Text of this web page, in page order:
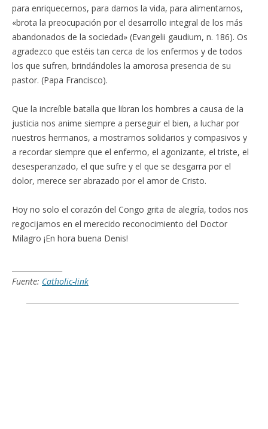
para enriquecernos, para darnos la vida, para alimentarnos,
«brota la preocupación por el desarrollo integral de los más
abandonados de la sociedad» (Evangelii gaudium, n. 186). Os
agradezco que estéis tan cerca de los enfermos y de todos
los que sufren, brindándoles la amorosa presencia de su
pastor. (Papa Francisco).
Que la increíble batalla que libran los hombres a causa de la
justicia nos anime siempre a perseguir el bien, a luchar por
nuestros hermanos, a mostrarnos solidarios y compasivos y
a recordar siempre que el enfermo, el agonizante, el triste, el
desesperanzado, el que sufre y el que se desgarra por el
dolor, merece ser abrazado por el amor de Cristo.
Hoy no solo el corazón del Congo grita de alegría, todos nos
regocijamos en el merecido reconocimiento del Doctor
Milagro ¡En hora buena Denis!
Fuente: Catholic-link